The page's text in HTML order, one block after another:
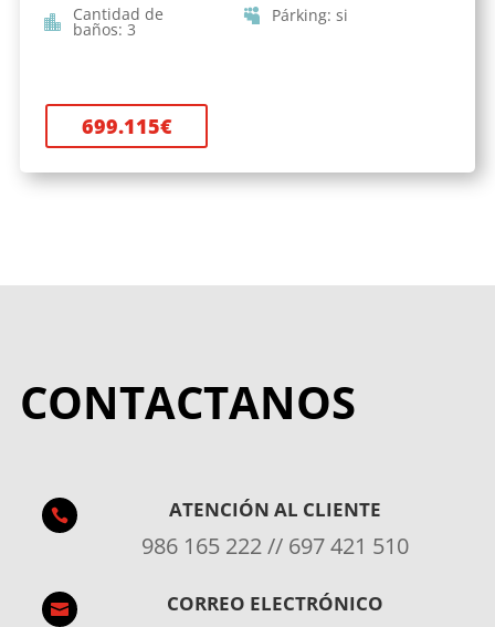
Cantidad de
baños: 3
Párking: si
699.115€
CONTACTANOS
 ATENCIÓN AL CLIENTE
986 165 222 // 697 421 510
 CORREO ELECTRÓNICO